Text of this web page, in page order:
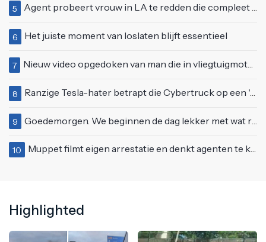
5 Agent probeert vrouw in LA te redden die compleet van het padje is
6 Het juiste moment van loslaten blijft essentieel
7 Nieuw video opgedoken van man die in vliegtuigmotor springt op vliegveld Milaan
8 Ranzige Tesla-hater betrapt die Cybertruck op een 'speciale bruine coating' trakteert
9 Goedemorgen. We beginnen de dag lekker met wat rek- en strekoefeningen
10 Muppet filmt eigen arrestatie en denkt agenten te kunnen laten schorsen: "Jullie krijgen maandje vakantie"
Highlighted